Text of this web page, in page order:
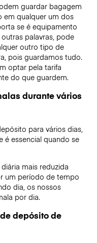
guardar bagagem
em qualquer um dos
se é equipamento
palavras, pode
outro tipo de
pois guardamos tudo.
optar pela tarifa
do que guardem.
durante vários
para vários dias,
é essencial quando se
mais reduzida
um período de tempo
dia, os nossos
por dia.
depósito de